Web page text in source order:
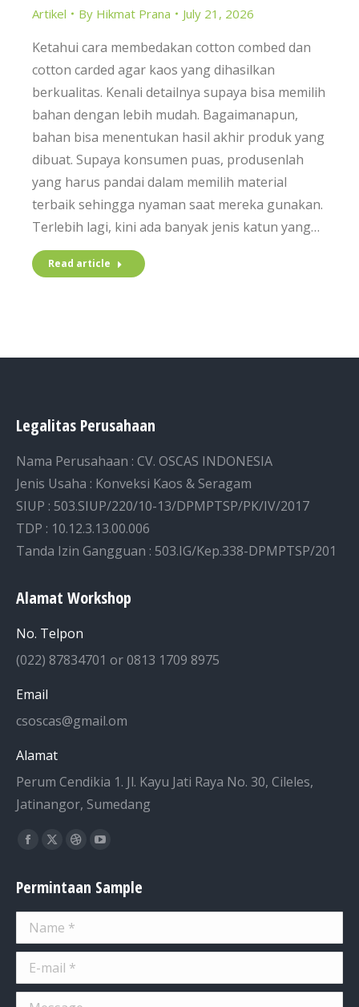
Artikel By Hikmat Prana July 21, 2026
Ketahui cara membedakan cotton combed dan
cotton carded agar kaos yang dihasilkan
berkualitas. Kenali detailnya supaya bisa memilih
bahan dengan lebih mudah. Bagaimanapun,
bahan bisa menentukan hasil akhir produk yang
dibuat. Supaya konsumen puas, produsenlah
yang harus pandai dalam memilih material
terbaik sehingga nyaman saat mereka gunakan.
Terlebih lagi, kini ada banyak jenis katun yang…
Read article
Legalitas Perusahaan
Nama Perusahaan : CV. OSCAS INDONESIA
Jenis Usaha : Konveksi Kaos & Seragam
SIUP : 503.SIUP/220/10-13/DPMPTSP/PK/IV/2017
TDP : 10.12.3.13.00.006
Tanda Izin Gangguan : 503.IG/Kep.338-DPMPTSP/201
Alamat Workshop
No. Telpon
(022) 87834701 or 0813 1709 8975
Email
csoscas@gmail.om
Alamat
Perum Cendikia 1. Jl. Kayu Jati Raya No. 30, Cileles,
Jatinangor, Sumedang
Find us on:
Facebook
opens
in
new
window
X
opens
in
new
window
Dribbble
opens
in
window
YouTube
opens
in
window
Permintaan Sample
Name *
E-mail *
Message